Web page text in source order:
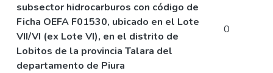
subsector hidrocarburos con código de
Ficha OEFA F01530, ubicado en el Lote
VII/VI (ex Lote VI), en el distrito de
Lobitos de la provincia Talara del
departamento de Piura
0